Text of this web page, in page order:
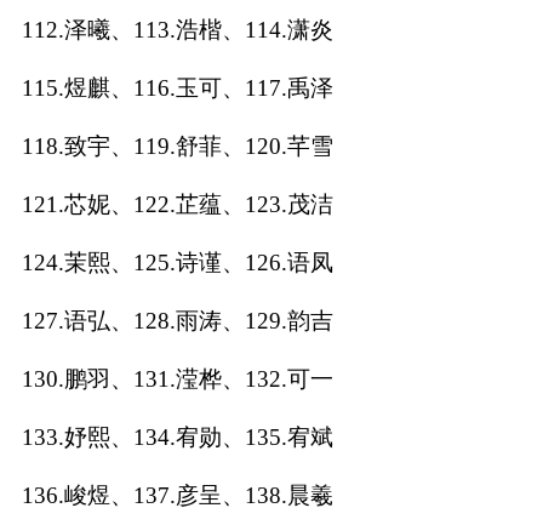
112.泽曦、113.浩楷、114.潇炎
115.煜麒、116.玉可、117.禹泽
118.致宇、119.舒菲、120.芊雪
121.芯妮、122.芷蕴、123.茂洁
124.茉熙、125.诗谨、126.语凤
127.语弘、128.雨涛、129.韵吉
130.鹏羽、131.滢桦、132.可一
133.妤熙、134.宥勋、135.宥斌
136.峻煜、137.彦呈、138.晨羲